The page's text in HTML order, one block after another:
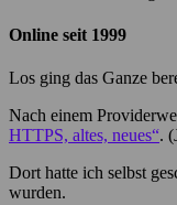
Online seit 1999
Los ging das Ganze
Nach einem
HTTPS, altes, neues“.
Dort hatte ich selbst
wurden.